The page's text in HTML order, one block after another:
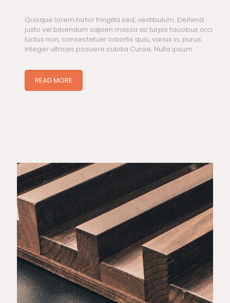
Quisque lorem tortor fringilla sed, vestibulum. Eleifend
justo vel bibendum sapien massa ac turpis faucibus orci
luctus non, consectetuer lobortis quis, varius in, purus.
Integer ultrices posuere cubilia Curae, Nulla ipsum
READ MORE